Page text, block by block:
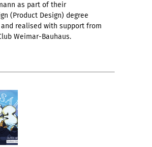
as part of their
(Product Design) degree
realised with support from
Weimar-Bauhaus.